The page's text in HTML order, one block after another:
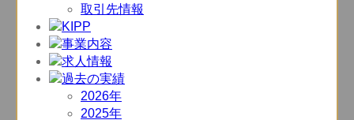
取引先情報
2026年
2025年